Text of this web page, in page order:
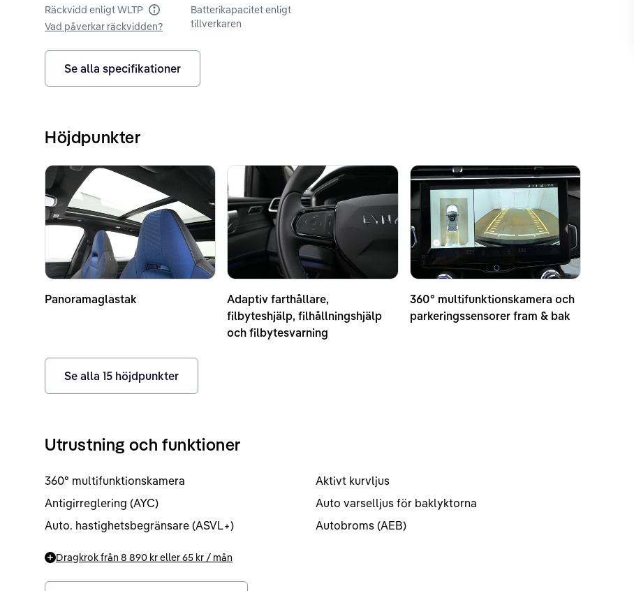
Räckvidd enligt WLTP
Vad påverkar räckvidden?
Batterikapacitet enligt
tillverkaren
Se alla specifikationer
Höjdpunkter
Panoramaglastak
Adaptiv farthållare,
filbyteshjälp, filhållningshjälp
och filbytesvarning
360° multifunktionskamera och
parkeringssensorer fram & bak
Se alla 15 höjdpunkter
Utrustning och funktioner
360° multifunktionskamera
Aktivt kurvljus
Antigirreglering (AYC)
Auto varselljus för baklyktorna
Auto. hastighetsbegränsare (ASVL+)
Autobroms (AEB)
Dragkrok från 8 890 kreller65 kr / mån